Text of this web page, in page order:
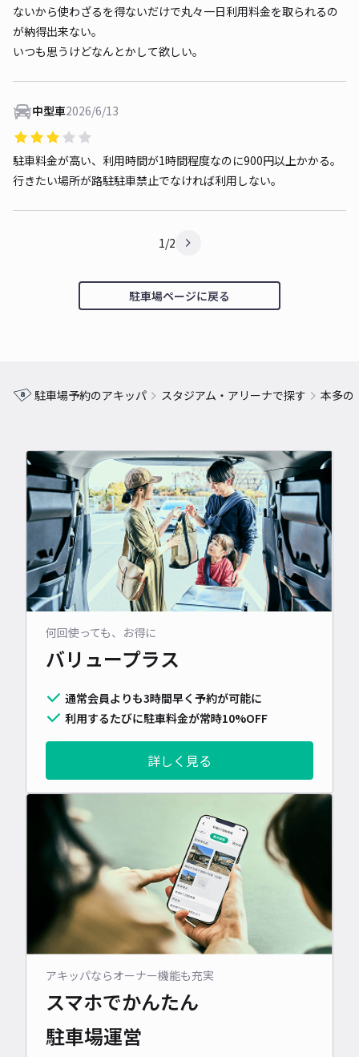
ないから使わざるを得ないだけで丸々一日利用料金を取られるの
が納得出来ない。
いつも思うけどなんとかして欲しい。
中型車2026/6/13
駐車料金が高い、利用時間が1時間程度なのに900円以上かかる。
行きたい場所が路駐駐車禁止でなければ利用しない。
1/2
駐車場ページに戻る
駐車場予約のアキッパ スタジアム・アリーナで探す 本多の
何回使っても、お得に
バリュープラス
通常会員よりも3時間早く予約が可能に
利用するたびに駐車料金が常時10%OFF
詳しく見る
アキッパならオーナー機能も充実
スマホでかんたん
駐車場運営